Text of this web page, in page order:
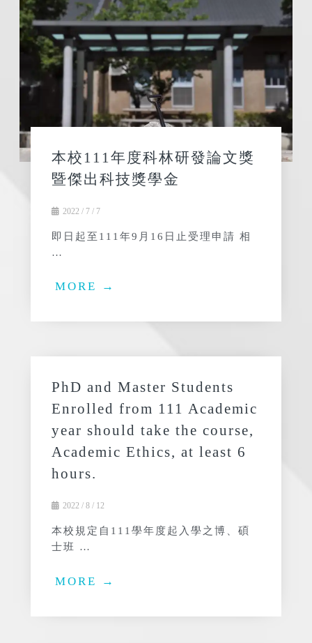
本校111年度科林研發論文獎
暨傑出科技獎學金
2022 / 7 / 7
即日起至111年9月16日止受理申請 相
…
MORE →
PhD and Master Students
Enrolled from 111 Academic
year should take the course,
Academic Ethics, at least 6
hours.
2022 / 8 / 12
本校規定自111學年度起入學之博、碩
士班 …
MORE →